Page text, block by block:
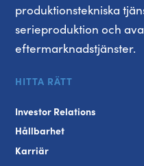
produktionstekniska
serieproduktion och
eftermarknadstjänster.
HITTA RÄTT
Investor Relations
Hållbarhet
Karriär